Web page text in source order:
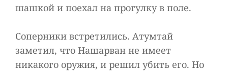
шашкой и поехал на прогулку в поле.
Соперники встретились. Атумтай
заметил, что Нашарван не имеет
никакого оружия, и решил убить его. Но